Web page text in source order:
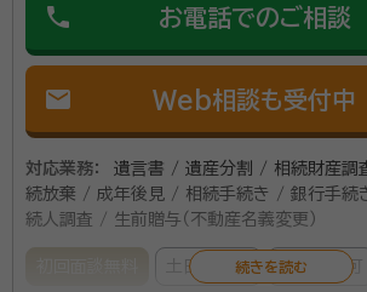
phone お電話でのご相談
mail Web相談も受付中
対応業務：
遺言書 / 遺産分割 / 相続財産調
続放棄 / 成年後見 / 相続手続き / 銀行手続
続人調査 / 生前贈与（不動産名義変更）
土日相談可 電話相談可